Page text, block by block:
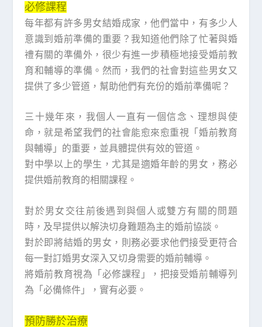
必修課程
每年都有許多男女結婚成家，他們當中，有多少人
意識到婚前準備的重要？我知道他們除了忙著與婚
禮有關的準備外，很少有進一步積極地接受婚前教
育和輔導的準備。然而，我們的社會對這些男女又
提供了多少管道，幫助他們有充份的婚前準備呢？
三十幾年來，我個人一直有一個信念、理想與使
命，就是希望我們的社會能愈來愈重視「婚前教育
與輔導」的重要，並具體提供有效的管道。
對中學以上的學生，尤其是適婚年齡的男女，務必
提供婚前教育的相關課程。
對於男女交往前後遇到與個人或雙方有關的問題
時，及早提供以解決切身難題為主的婚前協談。
對於即將結婚的男女，則務必要求他們接受更符合
每一對訂婚男女深入又切身需要的婚前輔導。
將婚前教育視為「必修課程」，把接受婚前輔導列
為「必備條件」，實有必要。
預防勝於治療